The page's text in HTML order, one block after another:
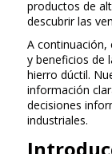
productos de
descubrir las
A continuación,
y beneficios de
hierro dúctil.
información
decisiones
industriales.